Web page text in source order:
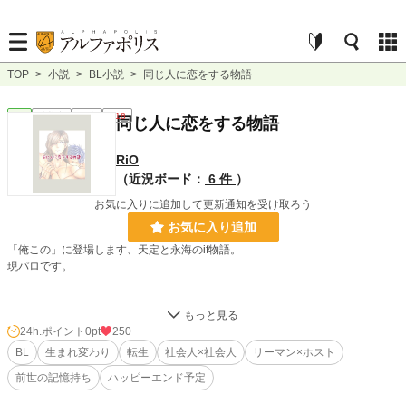
TOP > 小説 > BL小説 > 同じ人に恋をする物語
連載中 長編 R18
同じ人に恋をする物語
RiO
（近況ボード： 6 件 ）
お気に入りに追加して更新通知を受け取ろう
お気に入り追加
「俺この」に登場します、天定と永海のif物語。
現パロです。
搾取される永田 海(前世：永海)。
多忙の日々を送る天野 定(前世：天定)。
現世で出会い、交流を深めていくがーー。
24h.ポイント 0pt
250
BL
生まれ変わり 転生 社会人×社会人
リーマン×ホスト
前世の記憶持ち
ハッピーエンド予定